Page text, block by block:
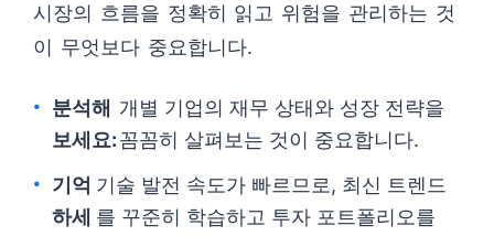
시장의 흐름을 정확히 읽고 위험을 관리하는 것
이 무엇보다 중요합니다.
분석해
보세요:
개별 기업의 재무 상태와 성장 전략을
꼼꼼히 살펴보는 것이 중요합니다.
기억
하세
기술 발전 속도가 빠르므로, 최신 트렌드
를 꾸준히 학습하고 투자 포트폴리오를